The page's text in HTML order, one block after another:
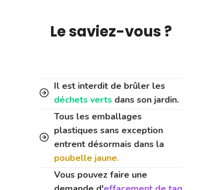
Le saviez-vous ?
Il est interdit de brûler les
déchets verts dans son jardin.
Tous les emballages
plastiques sans exception
entrent désormais dans la
poubelle jaune.
Vous pouvez faire une